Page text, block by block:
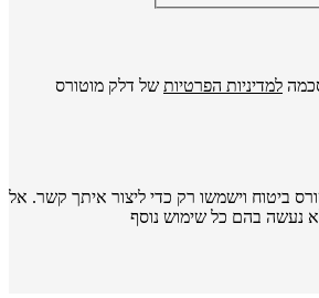
למדיניות הפרטיות של דלק מוטורס
ביטוח וישמשו רק כדי ליצור איתך קשר. אל
בהם כל שימוש נוסף